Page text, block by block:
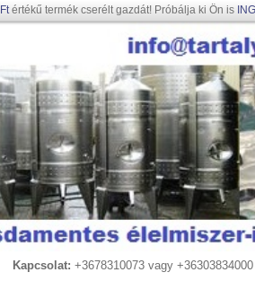
értékű termék cserélt gazdát! Próbálja ki Ön is
Kapcsolat: +3678310073 vagy